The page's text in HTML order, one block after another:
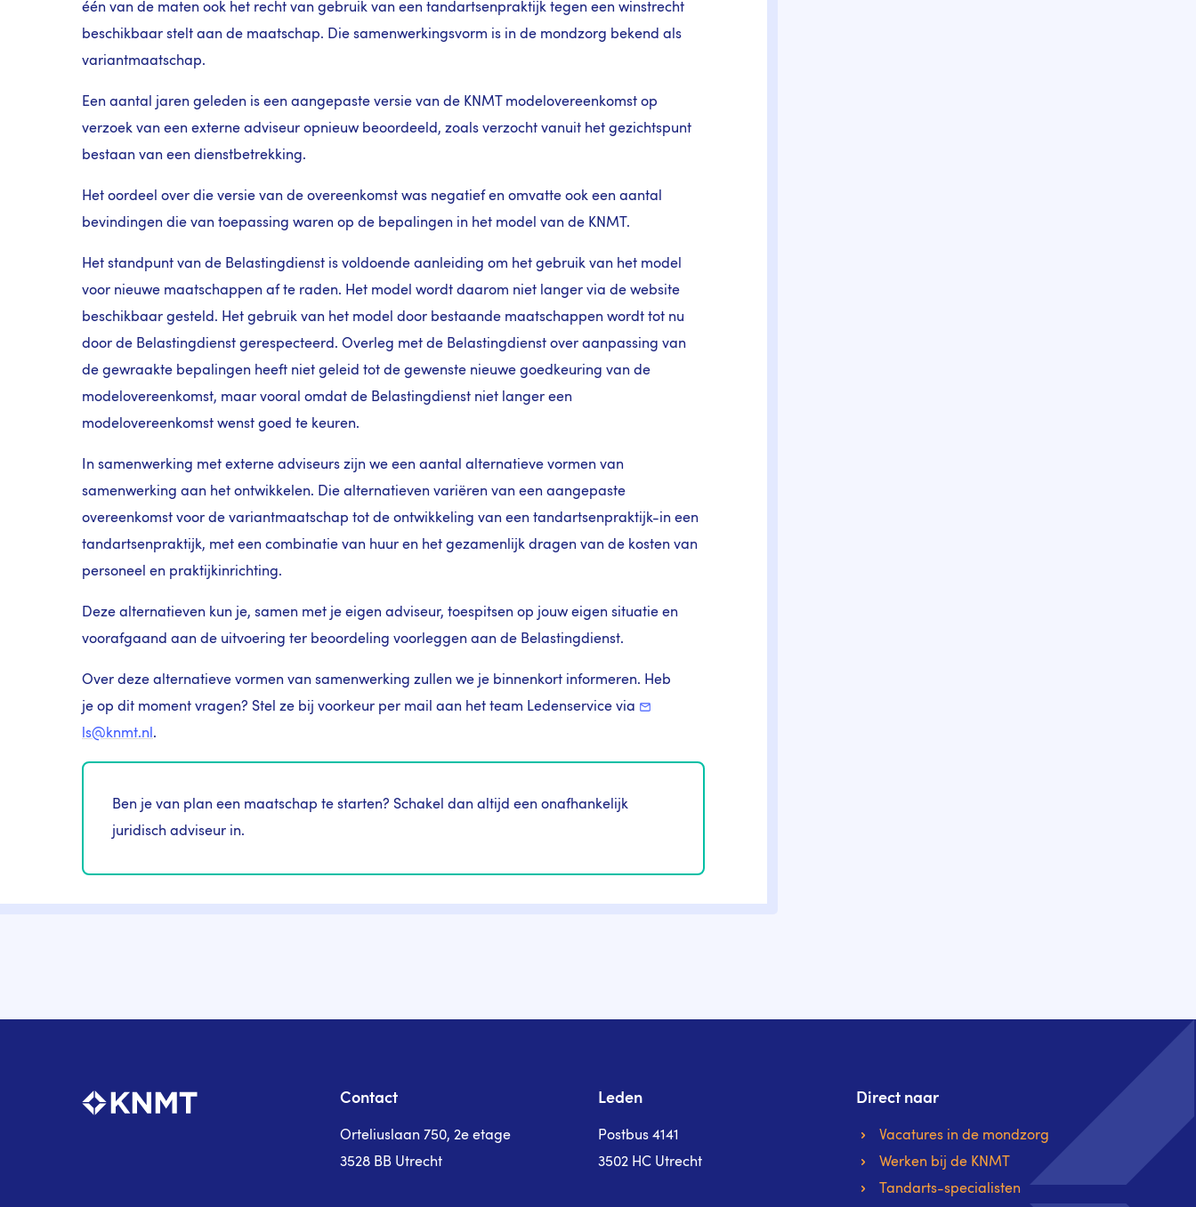
één van de maten ook het recht van gebruik van een tandartsenpraktijk tegen een winstrecht
beschikbaar stelt aan de maatschap. Die samenwerkingsvorm is in de mondzorg bekend als
variantmaatschap.
Een aantal jaren geleden is een aangepaste versie van de KNMT modelovereenkomst op
verzoek van een externe adviseur opnieuw beoordeeld, zoals verzocht vanuit het gezichtspunt
bestaan van een dienstbetrekking.
Het oordeel over die versie van de overeenkomst was negatief en omvatte ook een aantal
bevindingen die van toepassing waren op de bepalingen in het model van de KNMT.
Het standpunt van de Belastingdienst is voldoende aanleiding om het gebruik van het model
voor nieuwe maatschappen af te raden. Het model wordt daarom niet langer via de website
beschikbaar gesteld. Het gebruik van het model door bestaande maatschappen wordt tot nu
door de Belastingdienst gerespecteerd. Overleg met de Belastingdienst over aanpassing van
de gewraakte bepalingen heeft niet geleid tot de gewenste nieuwe goedkeuring van de
modelovereenkomst, maar vooral omdat de Belastingdienst niet langer een
modelovereenkomst wenst goed te keuren.
In samenwerking met externe adviseurs zijn we een aantal alternatieve vormen van
samenwerking aan het ontwikkelen. Die alternatieven variëren van een aangepaste
overeenkomst voor de variantmaatschap tot de ontwikkeling van een tandartsenpraktijk-in een
tandartsenpraktijk, met een combinatie van huur en het gezamenlijk dragen van de kosten van
personeel en praktijkinrichting.
Deze alternatieven kun je, samen met je eigen adviseur, toespitsen op jouw eigen situatie en
voorafgaand aan de uitvoering ter beoordeling voorleggen aan de Belastingdienst.
Over deze alternatieve vormen van samenwerking zullen we je binnenkort informeren. Heb
je op dit moment vragen? Stel ze bij voorkeur per mail aan het team Ledenservice via
ls@knmt.nl.
Ben je van plan een maatschap te starten? Schakel dan altijd een onafhankelijk
juridisch adviseur in.
Contact
Orteliuslaan 750, 2e etage
3528 BB Utrecht
Leden
Postbus 4141
3502 HC Utrecht
Direct naar
Vacatures in de mondzorg
Werken bij de KNMT
Tandarts-specialisten